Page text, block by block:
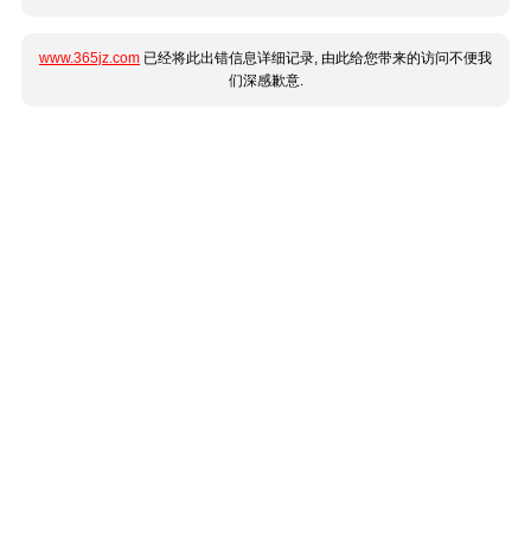
www.365jz.com 已经将此出错信息详细记录, 由此给您带来的访问不便我
们深感歉意.